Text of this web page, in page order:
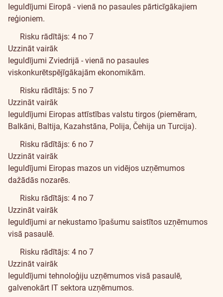
Ieguldījumi Eiropā - vienā no pasaules pārticīgākajiem
reģioniem.
Risku rādītājs: 4 no 7
Uzzināt vairāk
Ieguldījumi Zviedrijā - vienā no pasaules
viskonkurētspējīgākajām ekonomikām.
Risku rādītājs: 5 no 7
Uzzināt vairāk
Ieguldījumi Eiropas attīstības valstu tirgos (piemēram,
Balkāni, Baltija, Kazahstāna, Polija, Čehija un Turcija).
Risku rādītājs: 6 no 7
Uzzināt vairāk
Ieguldījumi Eiropas mazos un vidējos uzņēmumos
dažādās nozarēs.
Risku rādītājs: 4 no 7
Uzzināt vairāk
Ieguldījumi ar nekustamo īpašumu saistītos uzņēmumos
visā pasaulē.
Risku rādītājs: 4 no 7
Uzzināt vairāk
Ieguldījumi tehnoloģiju uzņēmumos visā pasaulē,
galvenokārt IT sektora uzņēmumos.